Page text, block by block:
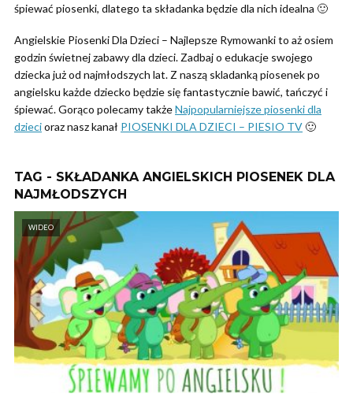
śpiewać piosenki, dlatego ta składanka będzie dla nich idealna 🙂
Angielskie Piosenki Dla Dzieci – Najlepsze Rymowanki to aż osiem
godzin świetnej zabawy dla dzieci. Zadbaj o edukacje swojego
dziecka już od najmłodszych lat. Z naszą skladanką piosenek po
angielsku każde dziecko będzie się fantastycznie bawić, tańczyć i
śpiewać. Gorąco polecamy takżeNajpopularniejsze piosenki dla
dziecioraz nasz kanał PIOSENKI DLA DZIECI – PIESIO TV🙂
TAG - SKŁADANKA ANGIELSKICH PIOSENEK DLA
NAJMŁODSZYCH
WIDEO